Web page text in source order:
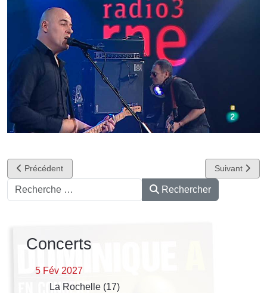
Article précédent : La reprise avec Barbara Carlotti dans Les
Précédent Article
Suivant
Rechercher Rechercher
Concerts
5 Fév 2027
La Rochelle (17)